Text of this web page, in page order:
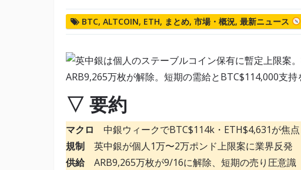
BTC, ALTCOIN, ETH, まとめ, 市場・概況, 最新ニュース
▽ 要約
マクロ 中銀ウィークでBTC$114k・ETH$4,631が焦点
規制 英中銀が個人1万〜2万ポンド上限案に業界反発
供給ARB9,265万枚が9/16に解除、短期の売り圧意識